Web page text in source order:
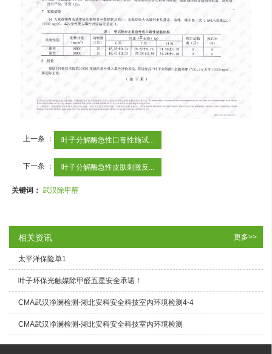
上一条 ： 叶子分解酶急性口毒性施试...
下一条 ： 叶子分解酶急性皮肤刺激反...
关键词：武汉除甲醛
相关资讯 更多>>
太平洋保险单1
叶子环保光触媒除甲醛五星安全承诺！
CMA武汉净澜检测-湖北安科安全科技室内环境检测4-4
CMA武汉净澜检测-湖北安科安全科技室内环境检测